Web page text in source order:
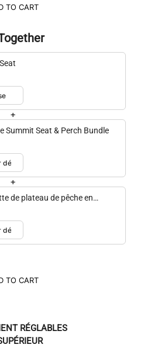
TO CART
+
Summit Seat & Perch Bundle
+
de plateau de pêche en
TO CART
RÉGLABLES